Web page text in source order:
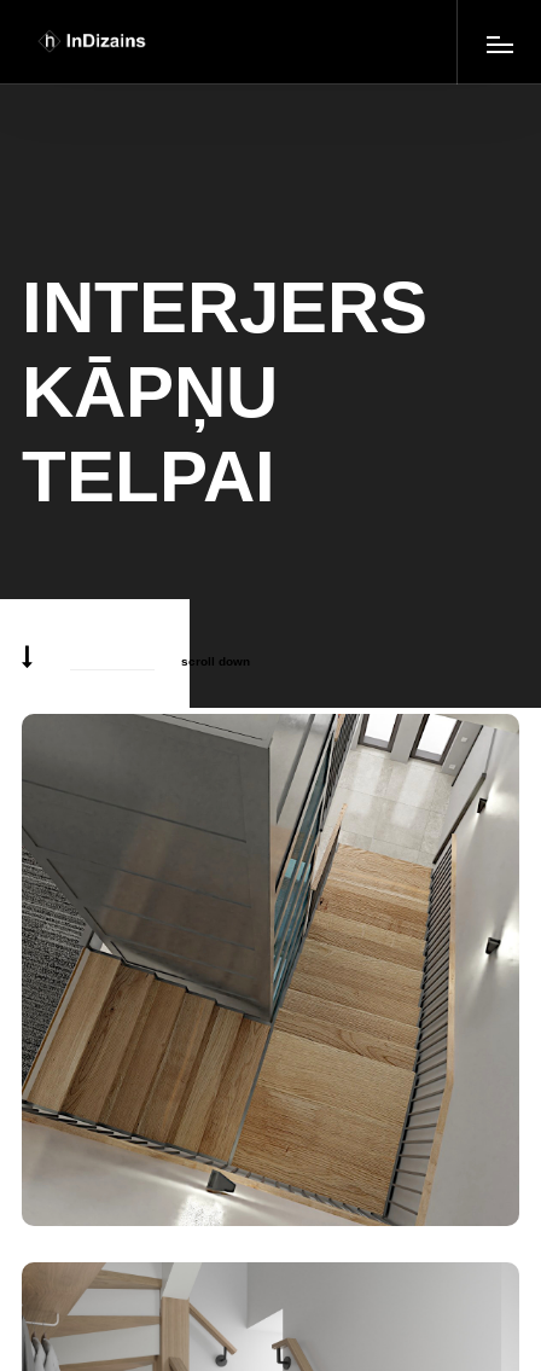
INTERJERS
KĀPŅU
TELPAI
scroll down